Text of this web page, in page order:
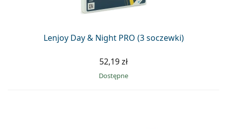
Lenjoy Day & Night PRO (3 soczewki)
52,19 zł
Dostępne